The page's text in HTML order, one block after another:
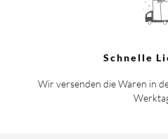
Schnelle
Wir versenden die Waren in